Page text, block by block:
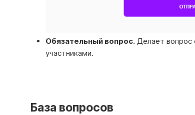
Обязательный вопрос. Делает
участниками.
База вопросов